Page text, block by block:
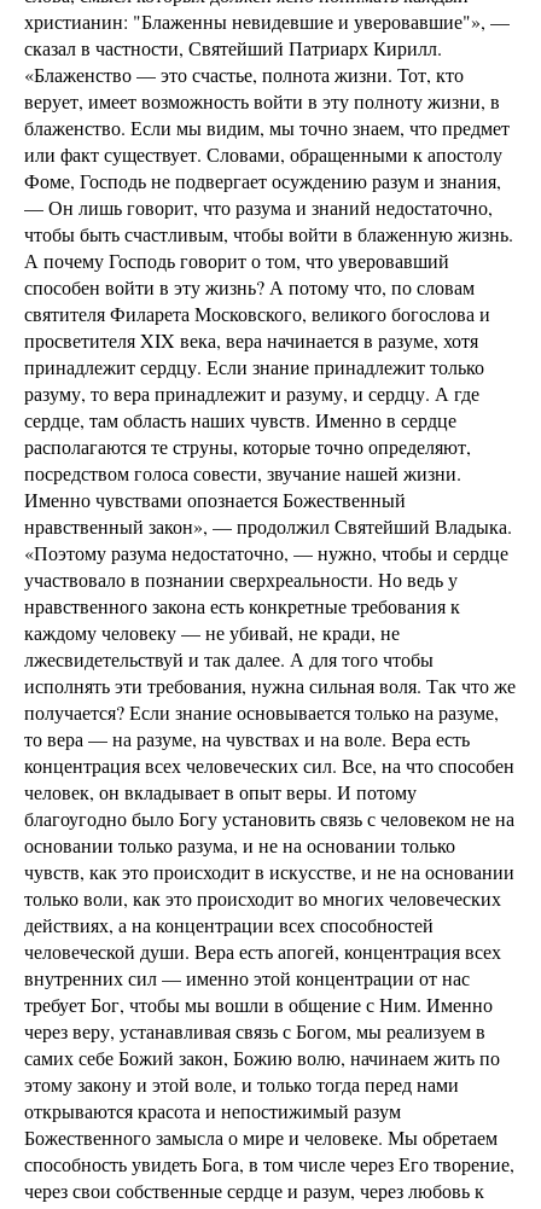
христианин: "Блаженны невидевшие и уверовавшие"», —
сказал в частности, Святейший Патриарх Кирилл.
«Блаженство — это счастье, полнота жизни. Тот, кто
верует, имеет возможность войти в эту полноту жизни, в
блаженство. Если мы видим, мы точно знаем, что предмет
или факт существует. Словами, обращенными к апостолу
Фоме, Господь не подвергает осуждению разум и знания,
— Он лишь говорит, что разума и знаний недостаточно,
чтобы быть счастливым, чтобы войти в блаженную жизнь.
А почему Господь говорит о том, что уверовавший
способен войти в эту жизнь? А потому что, по словам
святителя Филарета Московского, великого богослова и
просветителя XIX века, вера начинается в разуме, хотя
принадлежит сердцу. Если знание принадлежит только
разуму, то вера принадлежит и разуму, и сердцу. А где
сердце, там область наших чувств. Именно в сердце
располагаются те струны, которые точно определяют,
посредством голоса совести, звучание нашей жизни.
Именно чувствами опознается Божественный
нравственный закон», — продолжил Святейший Владыка.
«Поэтому разума недостаточно, — нужно, чтобы и сердце
участвовало в познании сверхреальности. Но ведь у
нравственного закона есть конкретные требования к
каждому человеку — не убивай, не кради, не
лжесвидетельствуй и так далее. А для того чтобы
исполнять эти требования, нужна сильная воля. Так что же
получается? Если знание основывается только на разуме,
то вера — на разуме, на чувствах и на воле. Вера есть
концентрация всех человеческих сил. Все, на что способен
человек, он вкладывает в опыт веры. И потому
благоугодно было Богу установить связь с человеком не на
основании только разума, и не на основании только
чувств, как это происходит в искусстве, и не на основании
только воли, как это происходит во многих человеческих
действиях, а на концентрации всех способностей
человеческой души. Вера есть апогей, концентрация всех
внутренних сил — именно этой концентрации от нас
требует Бог, чтобы мы вошли в общение с Ним. Именно
через веру, устанавливая связь с Богом, мы реализуем в
самих себе Божий закон, Божию волю, начинаем жить по
этому закону и этой воле, и только тогда перед нами
открываются красота и непостижимый разум
Божественного замысла о мире и человеке. Мы обретаем
способность увидеть Бога, в том числе через Его творение,
через свои собственные сердце и разум, через любовь к